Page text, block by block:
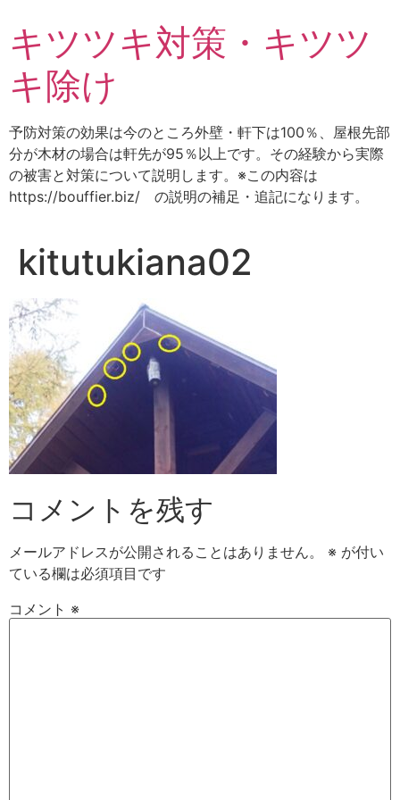
テ
ツ
キ
ッ
プ
キツツキ対策・キツツ
キ除け
予防対策の効果は今のところ外壁・軒下は100％、屋根先部
分が木材の場合は軒先が95％以上です。その経験から実際
の被害と対策について説明します。※この内容は
https://bouffier.biz/ の説明の補足・追記になります。
kitutukiana02
コメントを残す
メールアドレスが公開されることはありません。 ※ が付い
ている欄は必須項目です
コメント ※